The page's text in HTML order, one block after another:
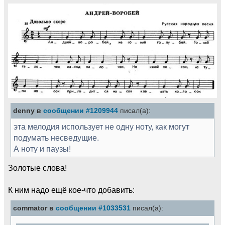
denny в сообщении #1209944 писал(а):
эта мелодия использует не одну ноту, как могут
подумать несведущие.
А ноту и паузы!
Золотые слова!
К ним надо ещё кое-что добавить:
commator в сообщении #1033531 писал(а):